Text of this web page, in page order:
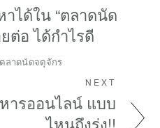
ได้ใน “ตลาดนัด
ต่อ ได้กำไรดี
ลาดนัดจตุจักร
NEXT
ารออนไลน์ แบบ
ไหนถึงรุ่ง!!